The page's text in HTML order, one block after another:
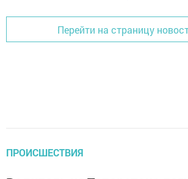
Перейти на страницу
ПРОИСШЕСТВИЯ